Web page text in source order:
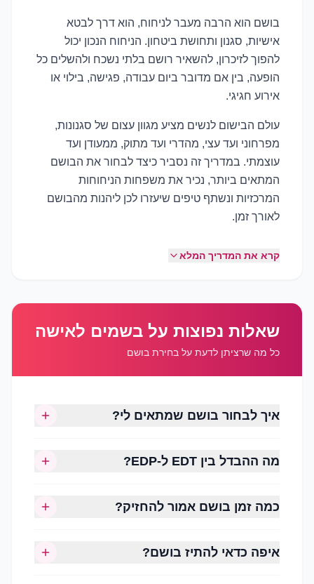
בושם הוא הרבה מעבר לניחוח, הוא דרך לבטא
אישיות, סגנון ותחושת ביטחון. הניחוח הנכון יכול
להפוך לזיכרון, להשאיר רושם בלתי נשכח ולהשלים כל
הופעה, בין אם מדובר ביום עבודה, פגישה, בילוי או
אירוע חגיגי.
עולם הבישום לנשים מציע מגוון עצום של סגנונות,
מפרחוני ועד עצי, מהדרי ועד מתוק, ממעודן ועד
עוצמתי. במדריך זה נסביר כיצד לבחור את הבושם
המתאים ביותר, נכיר את משפחות הניחוחות
המרכזיות ונשתף טיפים שיעזרו לכן ליהנות מהבושם
לאורך זמן.
הסגנון האישי
עונת השנה
שעות השימוש (יום או ערב)
עוצמת הניחוח הרצויה
ניחוחות פרחוניים (Floral)
קרא את המדריך המלא
שאלות נפוצות על בשמים לאישה
כל מה שרציתן לדעת על בחירת בושם
איך לבחור בושם שמתאים לי?
מה ההבדל בין EDT ל-EDP?
כמה זמן בושם אמור להחזיק?
איפה כדאי להתיז בושם?